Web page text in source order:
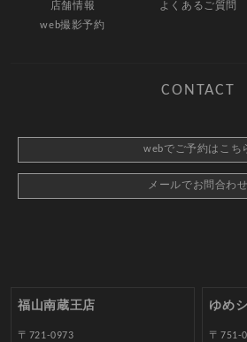
店舗情報
よくあるご質問
web撮影予約
CONTACT
webでご予約はこち
メールでお問合わせ
福山南蔵王店
〒721-0973
ゆめ
〒751-